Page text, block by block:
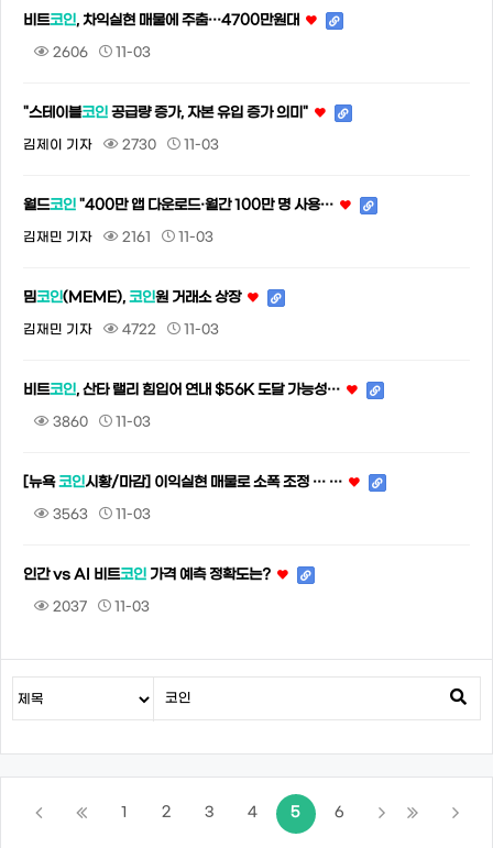
비트코인, 차익실현 매물에 주춤…4700만원대
2606 11-03
"스테이블코인 공급량 증가, 자본 유입 증가 의미"
김제이 기자 2730 11-03
월드코인 "400만 앱 다운로드·월간 100만 명 사용…
김재민 기자 2161 11-03
밈코인(MEME), 코인원 거래소 상장
김재민 기자 4722 11-03
비트코인, 산타 랠리 힘입어 연내 $56K 도달 가능성…
3860 11-03
[뉴욕코인시황/마감] 이익실현 매물로 소폭 조정 … …
3563 11-03
인간 vs AI 비트코인 가격 예측 정확도는?
2037 11-03
1 2 3 4 5 6